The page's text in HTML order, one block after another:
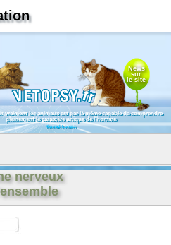
News
sur
le site
vraiment les animaux est par là même capable de comprendre
pleinement le caractère unique de l'homme
Konrad Lorenz
nerveux